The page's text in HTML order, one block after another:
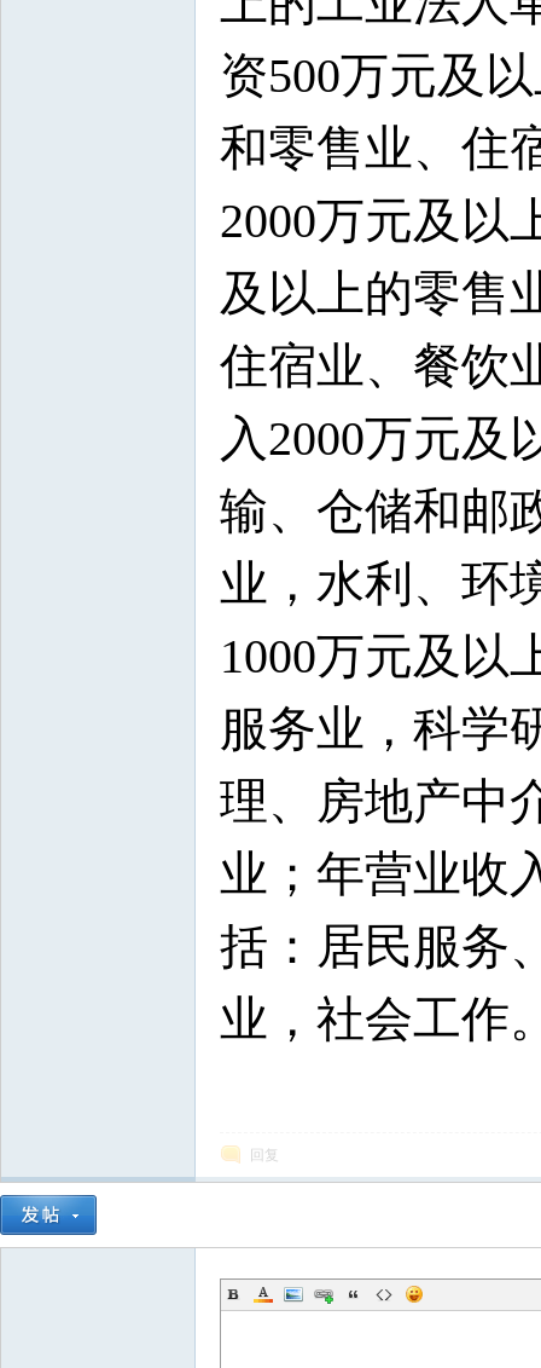
资500万元及
和零售业、住
2000万元及以
及以上的零售
住宿业、餐饮
入2000万元及
输、仓储和邮
业，水利、环
1000万元及以
服务业，科学
理、房地产中
业；年营业收
括：居民服务
业，社会工作
回复